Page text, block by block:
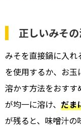
正しいみそ
みそを直接鍋に入れ
を使用するか、お玉
溶かす方法をおすす
が均一に溶け、 だま
が残ると、味噌汁の